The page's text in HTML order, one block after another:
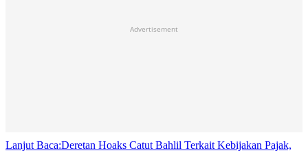
Advertisement
Lanjut Baca:Deretan Hoaks Catut Bahlil Terkait Kebijakan Pajak,